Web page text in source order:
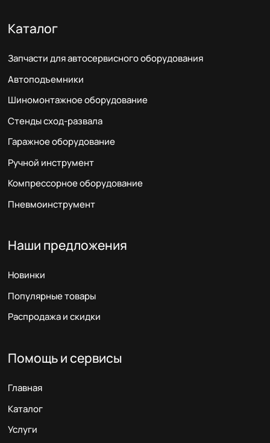
Каталог
Запчасти для автосервисного оборудования
Автоподъемники
Шиномонтажное оборудование
Стенды сход-развала
Гаражное оборудование
Ручной инструмент
Компрессорное оборудование
Пневмоинструмент
Наши предложения
Новинки
Популярные товары
Распродажа и скидки
Помощь и сервисы
Главная
Каталог
Услуги